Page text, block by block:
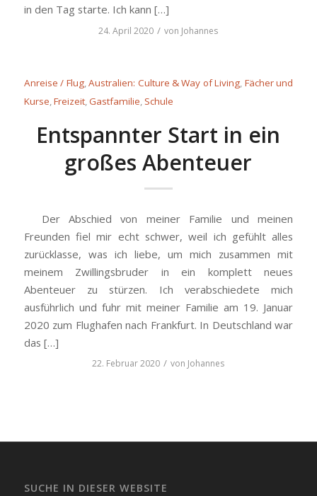
in den Tag starte. Ich kann […]
24. April 2020 / von Johannes
Anreise / Flug,Australien: Culture & Way of Living, Fächer und
Kurse,Freizeit,Gastfamilie, Schule
Entspannter Start in ein
großes Abenteuer
Der Abschied von meiner Familie und meinen
Freunden fiel mir echt schwer, weil ich gefühlt alles
zurücklasse, was ich liebe, um mich zusammen mit
meinem Zwillingsbruder in ein komplett neues
Abenteuer zu stürzen. Ich verabschiedete mich
ausführlich und fuhr mit meiner Familie am 19. Januar
2020 zum Flughafen nach Frankfurt. In Deutschland war
das […]
22. Februar 2020 / von Johannes
SUCHE IN DIESER WEBSITE